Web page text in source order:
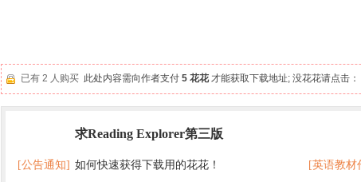
已有 2 人购买 此处内容需向作者支付 5 花花才能获取下载地址; 没花花请点击：
求Reading Explorer第三版
[公告通知] 如何快速获得下载用的花花！
记 随便
[英语教材